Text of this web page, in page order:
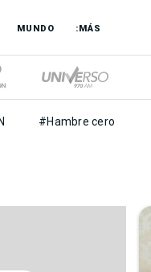
MUNDO :MÁS
#Hambre cero